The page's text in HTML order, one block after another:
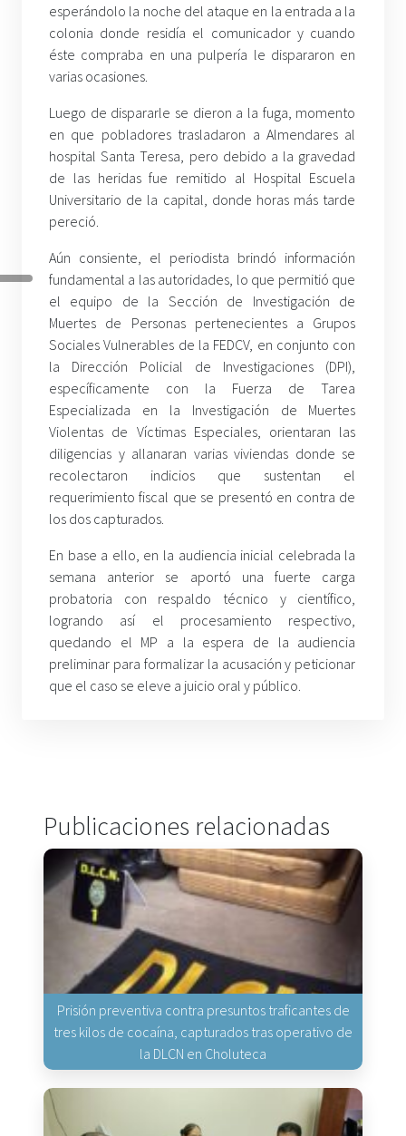
esperándolo la noche del ataque en la entrada a la
colonia donde residía el comunicador y cuando
éste compraba en una pulpería le dispararon en
varias ocasiones.
Luego de dispararle se dieron a la fuga, momento
en que pobladores trasladaron a Almendares al
hospital Santa Teresa, pero debido a la gravedad
de las heridas fue remitido al Hospital Escuela
Universitario de la capital, donde horas más tarde
pereció.
Aún consiente, el periodista brindó información
fundamental a las autoridades, lo que permitió que
el equipo de la Sección de Investigación de
Muertes de Personas pertenecientes a Grupos
Sociales Vulnerables de la FEDCV, en conjunto con
la Dirección Policial de Investigaciones (DPI),
específicamente con la Fuerza de Tarea
Especializada en la Investigación de Muertes
Violentas de Víctimas Especiales, orientaran las
diligencias y allanaran varias viviendas donde se
recolectaron indicios que sustentan el
requerimiento fiscal que se presentó en contra de
los dos capturados.
En base a ello, en la audiencia inicial celebrada la
semana anterior se aportó una fuerte carga
probatoria con respaldo técnico y científico,
logrando así el procesamiento respectivo,
quedando el MP a la espera de la audiencia
preliminar para formalizar la acusación y peticionar
que el caso se eleve a juicio oral y público.
Publicaciones relacionadas
Prisión preventiva contra presuntos traficantes de
tres kilos de cocaína, capturados tras operativo de
la DLCN en Choluteca